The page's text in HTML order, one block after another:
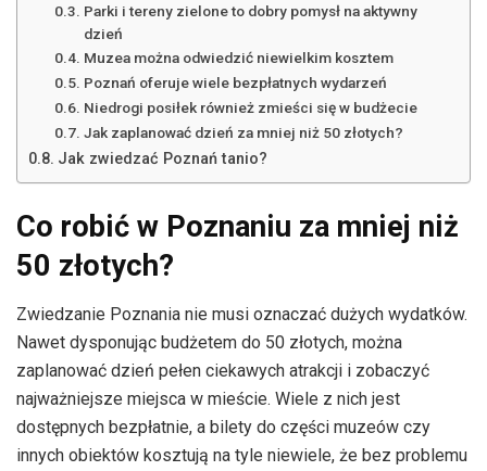
Parki i tereny zielone to dobry pomysł na aktywny
dzień
Muzea można odwiedzić niewielkim kosztem
Poznań oferuje wiele bezpłatnych wydarzeń
Niedrogi posiłek również zmieści się w budżecie
Jak zaplanować dzień za mniej niż 50 złotych?
Jak zwiedzać Poznań tanio?
Co robić w Poznaniu za mniej niż
50 złotych?
Zwiedzanie Poznania nie musi oznaczać dużych wydatków.
Nawet dysponując budżetem do 50 złotych, można
zaplanować dzień pełen ciekawych atrakcji i zobaczyć
najważniejsze miejsca w mieście. Wiele z nich jest
dostępnych bezpłatnie, a bilety do części muzeów czy
innych obiektów kosztują na tyle niewiele, że bez problemu